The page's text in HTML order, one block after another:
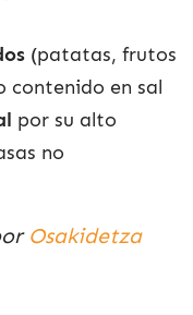
(patatas, frutos
contenido en sal
por su alto
no
Osakidetza